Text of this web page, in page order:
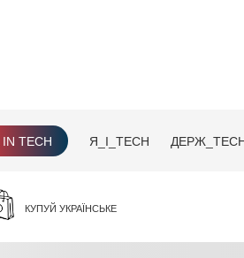
IN TECH Я_І_TECH
КУПУЙ УКРАЇНСЬКЕ